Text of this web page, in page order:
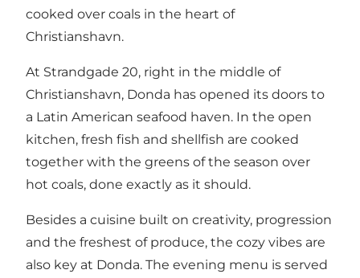
cooked over coals in the heart of
Christianshavn.
At Strandgade 20, right in the middle of
Christianshavn, Donda has opened its doors to
a Latin American seafood haven. In the open
kitchen, fresh fish and shellfish are cooked
together with the greens of the season over
hot coals, done exactly as it should.
Besides a cuisine built on creativity, progression
and the freshest of produce, the cozy vibes are
also key at Donda. The evening menu is served